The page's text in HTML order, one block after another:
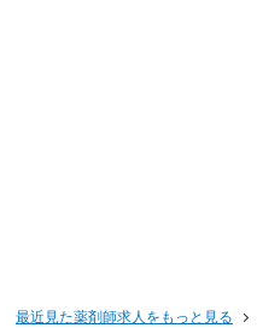
最近見た薬剤師求人をもっと見る